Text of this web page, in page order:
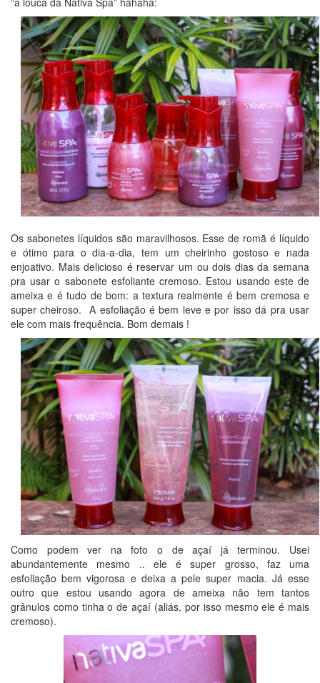
Os sabonetes líquidos são maravilhosos. Esse de romã é líquido
e ótimo para o dia-a-dia, tem um cheirinho gostoso e nada
enjoativo. Mais delicioso é reservar um ou dois dias da semana
pra usar o sabonete esfoliante cremoso. Estou usando este de
ameixa e é tudo de bom: a textura realmente é bem cremosa e
super cheiroso. A esfoliação é bem leve e por isso dá pra usar
ele com mais frequência. Bom demais !
Como podem ver na foto o de açaí já terminou. Usei
abundantemente mesmo .. ele é super grosso, faz uma
esfoliação bem vigorosa e deixa a pele super macia. Já esse
outro que estou usando agora de ameixa não tem tantos
grânulos como tinha o de açaí (aliás, por isso mesmo ele é mais
cremoso).